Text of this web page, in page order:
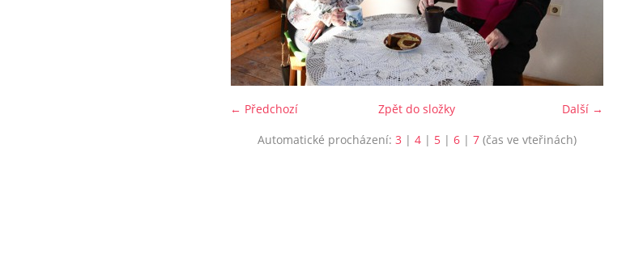
← Předchozí Další →
Zpět do složky
Automatické procházení: 3 | 4| 5| 6| 7(čas ve vteřinách)